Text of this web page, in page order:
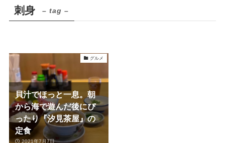
刺身 – tag –
グルメ
貝汁でほっと一息。朝
から海で遊んだ後にぴ
ったり『汐見茶屋』の
定食
2021年7月7日